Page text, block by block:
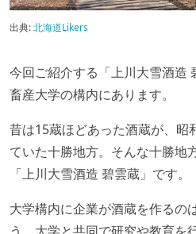
出典:北海道Likers
今回ご紹介する「上川大雪酒造
畜産大学の構内にあります。
昔は15蔵ほどあった酒蔵が、昭
ていた十勝地方。そんな十勝地
「上川大雪酒造 碧雲蔵」です。
大学構内に企業が酒蔵を作るの